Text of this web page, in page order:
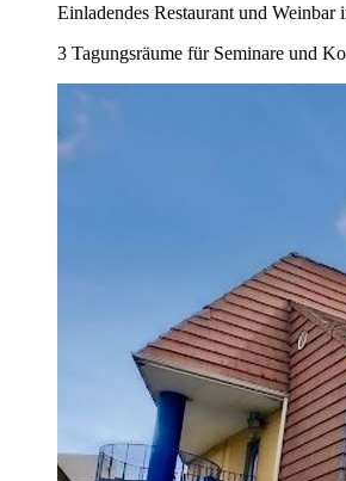
Einladendes Restaurant und Weinbar
3 Tagungsräume für Seminare und